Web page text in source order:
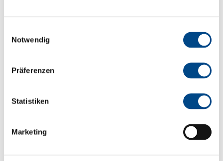
Notwendig
Präferenzen
Statistiken
Marketing
Sicherheit für Kunden und Betreiber